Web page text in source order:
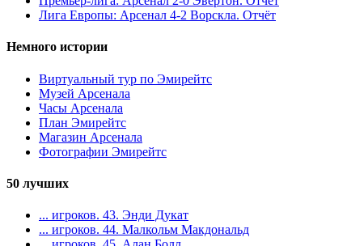
Лига Европы: Арсенал 4-2 Ворскла. Отчёт
Немного истории
Виртуальный тур по Эмирейтс
Музей Арсенала
Часы Арсенала
План Эмирейтс
Магазин Арсенала
Фотографии Эмирейтс
50 лучших
... игроков. 43. Энди Дукат
... игроков. 44. Малкольм Макдональд